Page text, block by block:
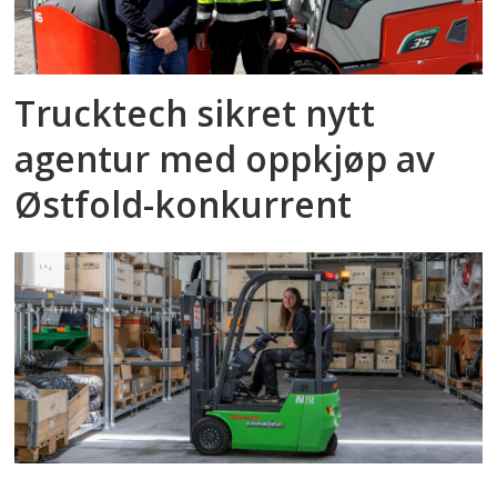
Trucktech sikret nytt
agentur med oppkjøp av
Østfold-konkurrent